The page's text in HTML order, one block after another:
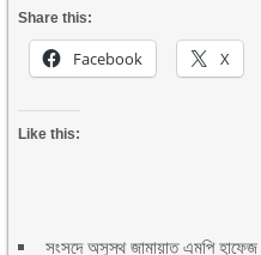
Share this:
Facebook X
Like this:
সংসদে অসুস্থ জামায়াত এমপি হাফেজ